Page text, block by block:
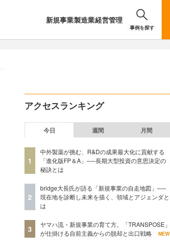
新規事業製造業経営管理
事例を探す
アクセスランキング
今日 週間 月間
1
中外製薬が挑む、R&Dの成果最大化に貢献する
「進化版FP＆A」──長期大型投資の意思決定の
秘訣とは
2
bridge大長氏が語る「新規事業の自走地図」──
現在地を診断し未来を描く、領域とアジェンダと
は
3
ヤマハ流・新規事業の育て方。「TRANSPOSE」
が仕掛ける自前主義からの脱却と出口戦略
NEW